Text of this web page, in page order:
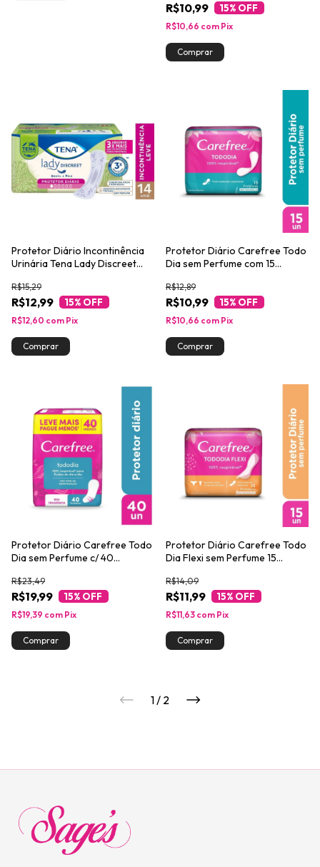
R$10,99 15% OFF
R$10,66 com Pix
Protetor Diário Incontinência
Urinária Tena Lady Discreet
R$12,99
R$15,29
15% OFF
R$12,60 com Pix
Protetor Diário Carefree Todo
Dia sem Perfume com 15
R$10,99
R$12,89
15% OFF
R$10,66 com Pix
Protetor Diário Carefree Todo
Dia sem Perfume c/ 40
R$19,99
R$23,49
15% OFF
R$19,39 com Pix
Protetor Diário Carefree Todo
Dia Flexi sem Perfume 15
R$11,99
R$14,09
15% OFF
R$11,63 com Pix
1/ 2